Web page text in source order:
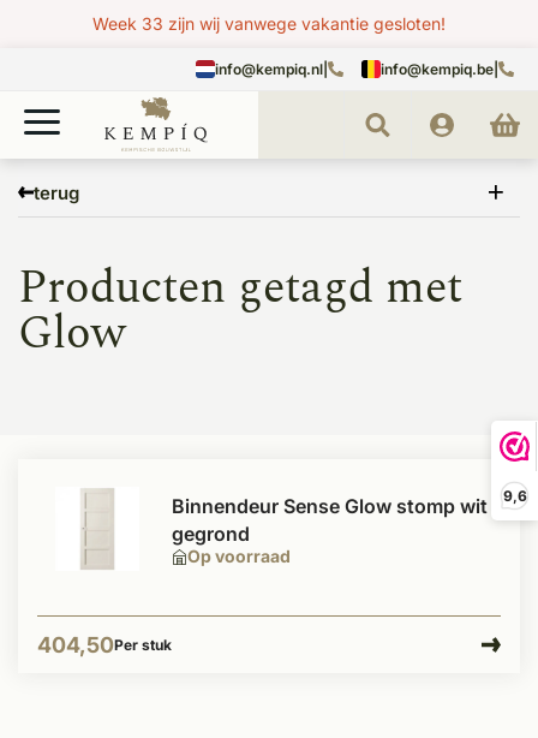
9,6
Week 33 zijn wij vanwege vakantie gesloten!
info@kempiq.nl info@kempiq.be
terug
Glow
Producten getagd met
Glow
Op voorraad
Binnendeur Sense Glow stomp wit
gegrond
404,50Per stuk